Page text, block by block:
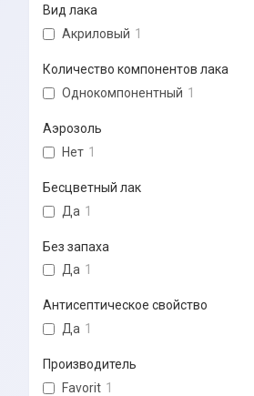
Вид лака
Акриловый 1
Количество компонентов лака
Однокомпонентный 1
Аэрозоль
Нет 1
Бесцветный лак
Да 1
Без запаха
Да 1
Антисептическое свойство
Да 1
Производитель
Favorit 1